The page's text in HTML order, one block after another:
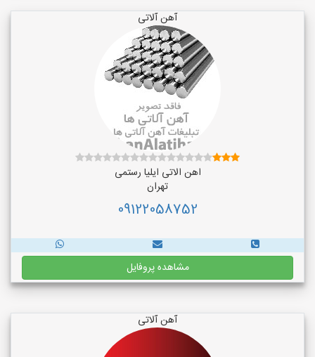
آهن آلاتی
اهن الاتی ایلیا رستمی
تهران
09122058752
مشاهده پروفایل
آهن آلاتی